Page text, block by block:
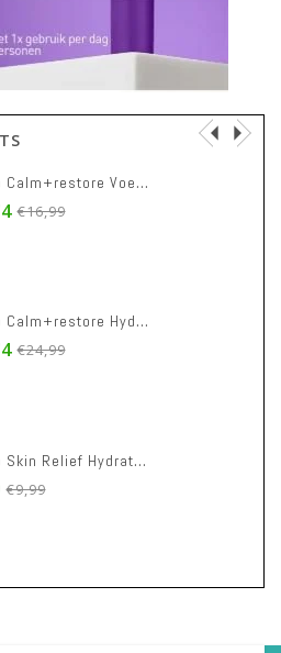
Aveeno Calm+restore Voedende Reiniger 200ml
€16,99
Aveeno Calm+restore Hydraterende Gel 50ml
€24,99
Aveeno Skin Relief Hydraterende Handcreme 75ml